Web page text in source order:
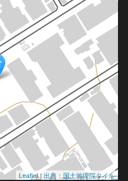
Leaflet| 出典：国土地理院タイル